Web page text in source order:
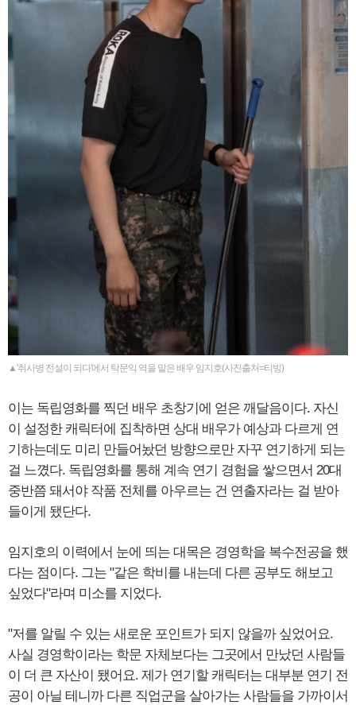
▲'취사병 전설이 되다'에서 탁문익 역을 맡은 배우 임지호(사진출처=티빙)
이는 독립영화를 찍던 배우 초창기에 얻은 깨달음이다. 자신
이 설정한 캐릭터에 집착하면 상대 배우가 예상과 다르게 연
기하는데도 미리 만들어놨던 방향으로만 자꾸 연기하게 되는
걸 느꼈다. 독립영화를 통해 계속 연기 경험을 쌓으면서 20대
중반쯤 돼서야 작품 전체를 아우르는 건 연출자라는 걸 받아
들이게 됐단다.
임지호의 이력에서 눈에 띄는 대목은 경영학을 복수전공을 했
다는 점이다. 그는 "같은 학비를 내는데 다른 공부도 해보고
싶었다"라며 미소를 지었다.
"저를 알릴 수 있는 새로운 포인트가 되지 않을까 싶었어요.
사실 경영학이라는 학문 자체보다는 그곳에서 만났던 사람들
이 더 큰 자산이 됐어요. 제가 연기할 캐릭터는 대부분 연기 전
공이 아닐 테니까 다른 직업군을 살아가는 사람들을 가까이서